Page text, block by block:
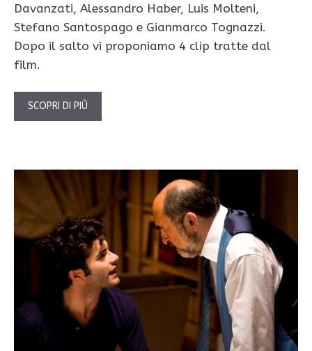
Davanzati, Alessandro Haber, Luis Molteni,
Stefano Santospago e Gianmarco Tognazzi.
Dopo il salto vi proponiamo 4 clip tratte dal
film.
SCOPRI DI PIÙ